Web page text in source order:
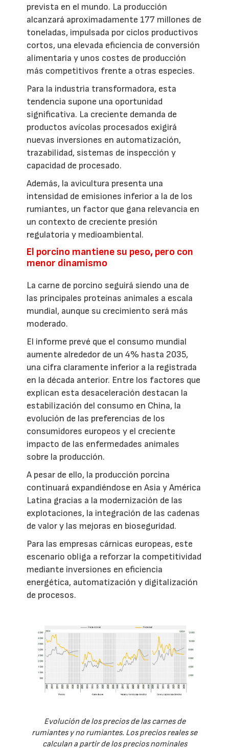
prevista en el mundo. La producción
alcanzará aproximadamente 177 millones de
toneladas, impulsada por ciclos productivos
cortos, una elevada eficiencia de conversión
alimentaria y unos costes de producción
más competitivos frente a otras especies.
Para la industria transformadora, esta
tendencia supone una oportunidad
significativa. La creciente demanda de
productos avícolas procesados exigirá
nuevas inversiones en automatización,
trazabilidad, sistemas de inspección y
capacidad de procesado.
Además, la avicultura presenta una
intensidad de emisiones inferior a la de los
rumiantes, un factor que gana relevancia en
un contexto de creciente presión
regulatoria y medioambiental.
El porcino mantiene su peso, pero con
menor dinamismo
La carne de porcino seguirá siendo una de
las principales proteínas animales a escala
mundial, aunque su crecimiento será más
moderado.
El informe prevé que el consumo mundial
aumente alrededor de un 4% hasta 2035,
una cifra claramente inferior a la registrada
en la década anterior. Entre los factores que
explican esta desaceleración destacan la
estabilización del consumo en China, la
evolución de las preferencias de los
consumidores europeos y el creciente
impacto de las enfermedades animales
sobre la producción.
A pesar de ello, la producción porcina
continuará expandiéndose en Asia y América
Latina gracias a la modernización de las
explotaciones, la integración de las cadenas
de valor y las mejoras en bioseguridad.
Para las empresas cárnicas europeas, este
escenario obliga a reforzar la competitividad
mediante inversiones en eficiencia
energética, automatización y digitalización
de procesos.
Evolución de los precios de las carnes de
rumiantes y no rumiantes. Los precios reales se
calculan a partir de los precios nominales